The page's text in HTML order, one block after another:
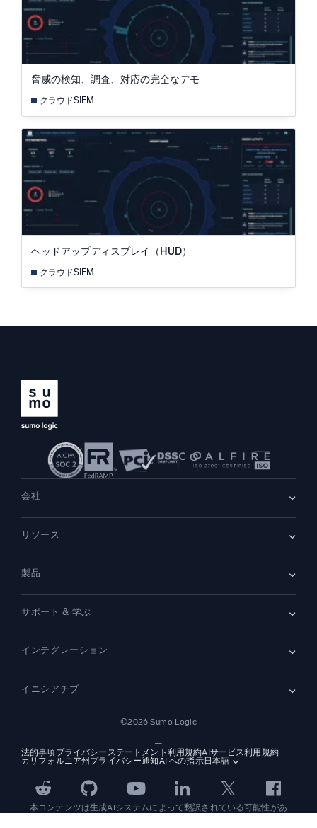
脅威の検知、調査、対応の完全なデモ
クラウドSIEM
ヘッドアップディスプレイ（HUD）
クラウドSIEM
会社
採用情報
リーダーシップ
ニュースルーム
お問い合わせ
リソース
顧客事例
デモ
製品
SIEM
セキュリティ用ログ
監視とトラブルシューティング
比較
サポート & 学ぶ
コミュニティ
サポート
プラットフォームステータス
インテグレーション
Amazon S3 監査
NGINX
PCI コンプライアンス
すべて表示
イニシアチブ
アプリケーションの最新化
デジタル顧客体験
©2026 Sumo Logic
—
法的事項プライバシーステートメント 利用規約AIサービス利用規約
カリフォルニア州プライバシー通知AI への指示日本語
本コンテンツは生成AIシステムによって翻訳されている可能性があ